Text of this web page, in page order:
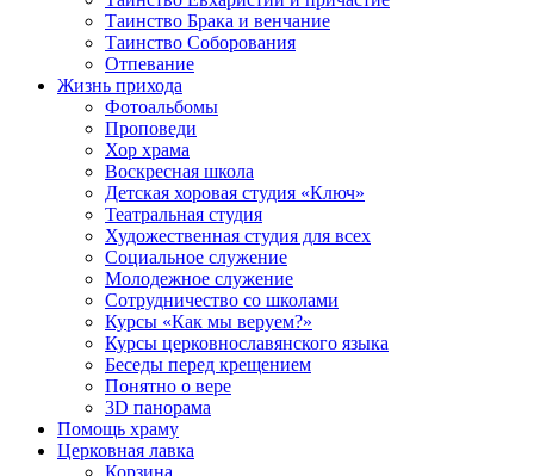
Таинство Брака и венчание
Таинство Соборования
Отпевание
Жизнь прихода
Фотоальбомы
Проповеди
Хор храма
Воскресная школа
Детская хоровая студия «Ключ»
Театральная студия
Х​удожественная студия для всех
Социальное служение
Молодежное служение
Сотрудничество со школами
Курсы «Как мы веруем?»
Курсы церковнославянского языка
Беседы перед крещением
Понятно о вере
3D панорама
Помощь храму
Церковная лавка
Корзина